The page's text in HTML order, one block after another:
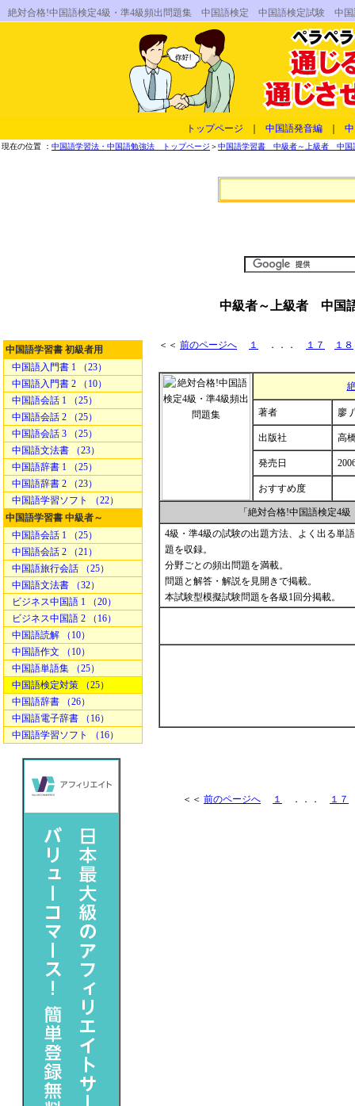
絶対合格!中国語検定4級・準4級頻出問題集 中国語検定 中国語検定試験
トップページ 中国語発音編
現在の位置 ： 中国語学習法・中国語勉強法 トップページ ＞中国語学習書 中級者～上級者 中国
中級者～上級者 中国
中国語学習書 初級者用
中国語入門書 1 （23）
中国語入門書 2 （10）
中国語会話 1 （25）
中国語会話 2 （25）
中国語会話 3 （25）
中国語文法書 （23）
中国語辞書 1 （25）
中国語辞書 2 （23）
中国語学習ソフト （22）
中国語学習書 中級者～
中国語会話 1 （25）
中国語会話 2 （21）
中国語旅行会話 （25）
中国語文法書 （32）
ビジネス中国語 1 （20）
ビジネス中国語 2 （16）
中国語読解 （10）
中国語作文 （10）
中国語単語集 （25）
中国語検定対策 （25）
中国語辞書 （26）
中国語電子辞書 （16）
中国語学習ソフト （16）
＜＜ 前のページへ １ ．．． １７ １８
著者 廖
出版社 高
発売日
おすすめ度
「絶対合格!中国語検定4
4級・準4級の試験の出題方法、よく出る単
題を収録。
分野ごとの頻出問題を満載。
問題と解答・解説を見開きで掲載。
本試験型模擬試験問題を各級1回分掲載。
＜＜ 前のページへ １ ．．． １７